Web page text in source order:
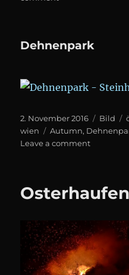
Dehnenpark
Posted
on
2. November 2016 Format
Bild
wien
Tags
Autumn,
Leave a commenton